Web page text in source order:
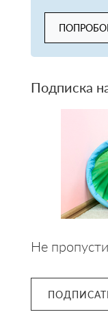
Подписка
Не